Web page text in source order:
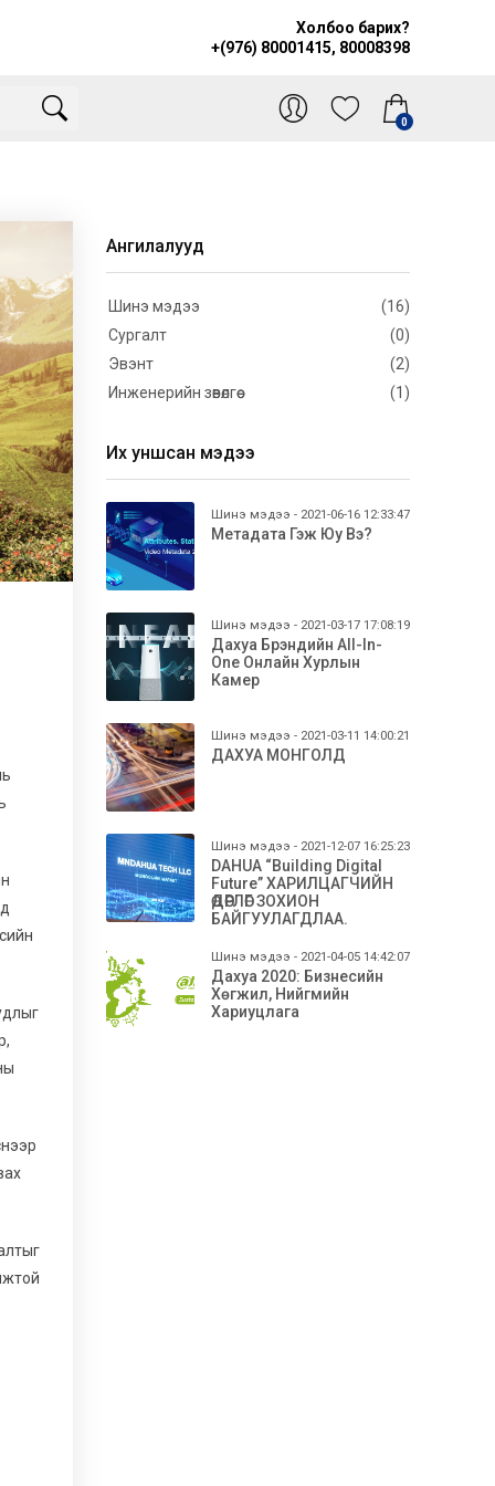
Холбоо барих?
+(976) 80001415, 80008398
0
Ангилалууд
Шинэ мэдээ
(16)
Сургалт
(0)
Эвэнт
(2)
Инженерийн зөвөлгөө
(1)
Их уншсан мэдээ
Шинэ мэдээ - 2021-06-16 12:33:47
Метадата Гэж Юу Вэ?
Шинэ мэдээ - 2021-03-17 17:08:19
Дахуа Брэндийн All-In-
One Онлайн Хурлын
Камер
Шинэ мэдээ - 2021-03-11 14:00:21
ДАХУА МОНГОЛД
Шинэ мэдээ - 2021-12-07 16:25:23
DAHUA “Building Digital
Future” ХАРИЛЦАГЧИЙН
ӨДӨРЛӨГ ЗОХИОН
БАЙГУУЛАГДЛАА.
Шинэ мэдээ - 2021-04-05 14:42:07
Дахуа 2020: Бизнесийн
Хөгжил, Нийгмийн
Хариуцлага